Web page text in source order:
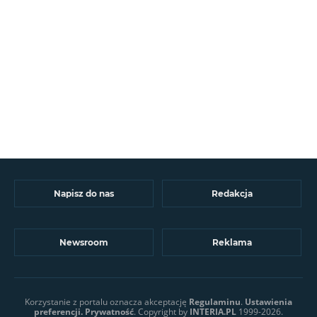
Napisz do nas Redakcja
Newsroom Reklama
Korzystanie z portalu oznacza akceptację Regulaminu. Ustawienia
preferencji. Prywatność. Copyright by INTERIA.PL 1999-2026.